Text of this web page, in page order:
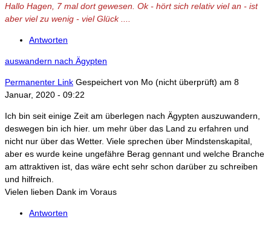
Hallo Hagen, 7 mal dort gewesen. Ok - hört sich relativ viel an - ist
aber viel zu wenig - viel Glück ....
Antworten
auswandern nach Ägypten
Permanenter Link Gespeichert von Mo (nicht überprüft) am 8
Januar, 2020 - 09:22
Ich bin seit einige Zeit am überlegen nach Ägypten auszuwandern,
deswegen bin ich hier. um mehr über das Land zu erfahren und
nicht nur über das Wetter. Viele sprechen über Mindstenskapital,
aber es wurde keine ungefähre Berag gennant und welche Branche
am attraktiven ist, das wäre echt sehr schon darüber zu schreiben
und hilfreich.
Vielen lieben Dank im Voraus
Antworten